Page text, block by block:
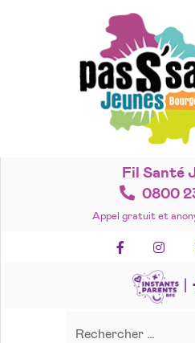
Fil Santé
0800
Appel gratuit et
Facebook